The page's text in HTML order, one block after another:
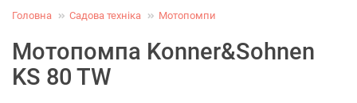
Головна Садова техніка Мотопомпи
Мотопомпа Konner&Sohnen
KS 80 TW